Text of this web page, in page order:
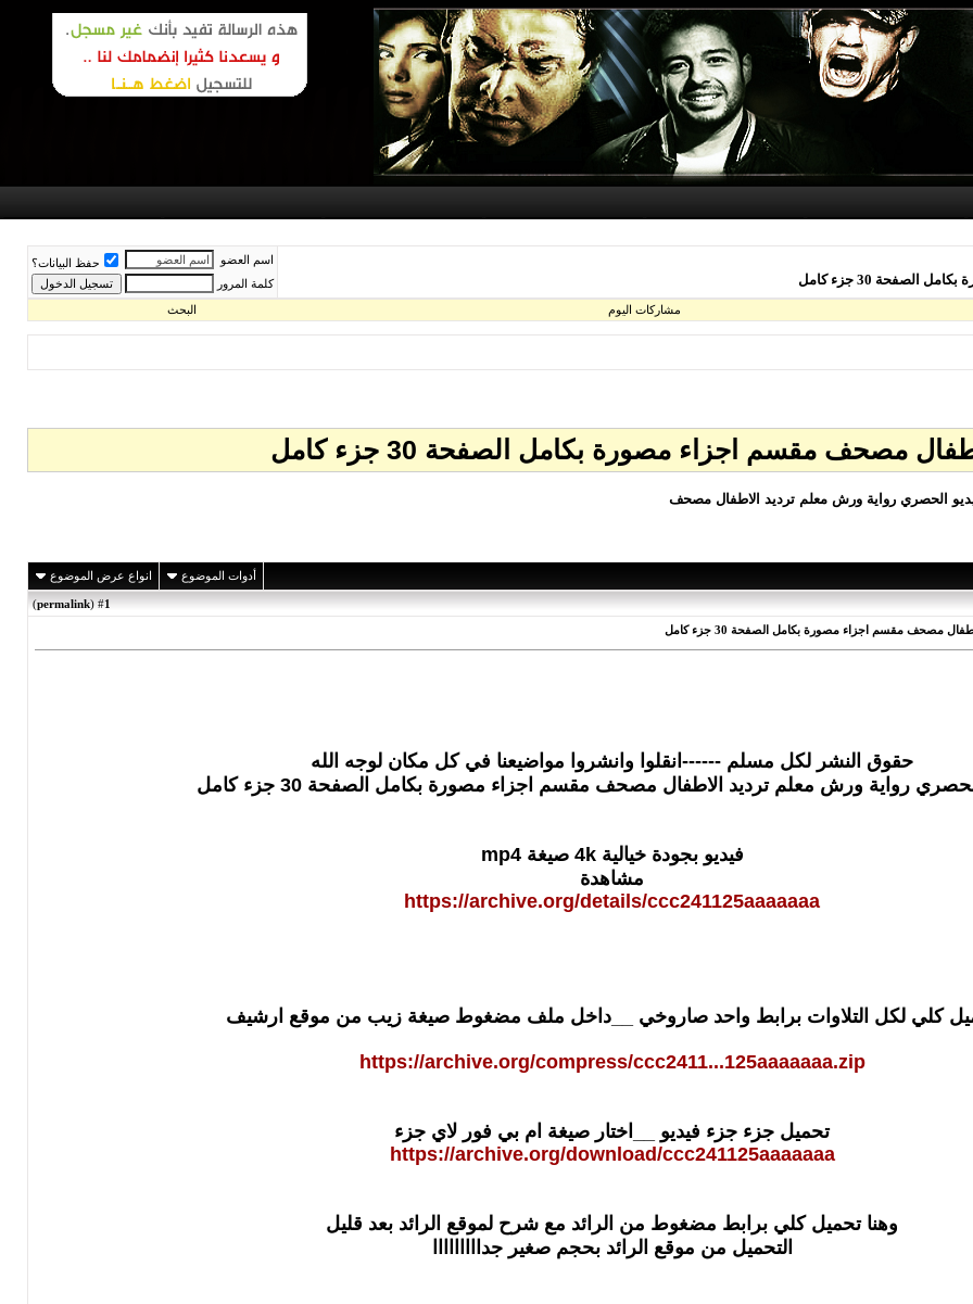
30 جزء كامل
اسم العضو
حفظ البيانات؟
كلمة المرور
مشاركات اليوم البحث
مصحف مقسم اجزاء مصورة بكامل الصفحة 30 جزء كامل
الحصري رواية ورش معلم ترديد الاطفال مصحف
أدوات الموضوع انواع عرض الموضوع
1
(
permalink
)
مصحف مقسم اجزاء مصورة بكامل الصفحة 30 جزء كامل
حقوق النشر لكل مسلم ------انقلوا وانشروا مواضيعنا في كل مكان لوجه الله
رواية ورش معلم ترديد الاطفال مصحف مقسم اجزاء مصورة بكامل الصفحة 30 جزء كامل
فيديو بجودة خيالية 4k صيغة mp4
مشاهدة
https://archive.org/details/ccc241125aaaaaaa
كلي لكل التلاوات برابط واحد صاروخي __داخل ملف مضغوط صيغة زيب من موقع ارشيف
https://archive.org/compress/ccc2411...125aaaaaaa.zip
تحميل جزء جزء فيديو __اختار صيغة ام بي فور لاي جزء
https://archive.org/download/ccc241125aaaaaaa
وهنا تحميل كلي برابط مضغوط من الرائد مع شرح لموقع الرائد بعد قليل
التحميل من موقع الرائد بحجم صغير جدااااااااا